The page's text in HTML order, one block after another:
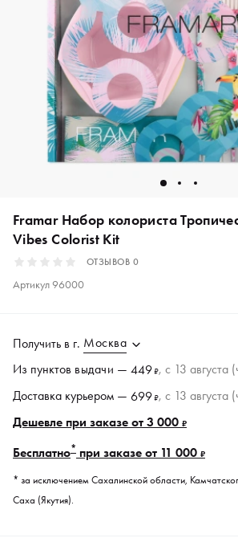
Framar Набор колориста
Vibes Colorist Kit
ОТЗЫВОВ 0
Артикул 96000
Получить в г. Москва
Из пунктов выдачи — 449₽, c 13 августа
Доставка курьером — 699₽, c 13 августа
Дешевле при заказе от 3 000 ₽
Бесплатно* при заказе от 11 000 ₽
* за исключением Сахалинской области,
Саха (Якутия).